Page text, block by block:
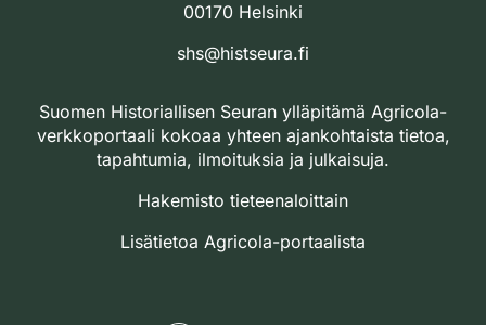
00170 Helsinki
shs@histseura.fi
Suomen Historiallisen Seuran ylläpitämä Agricola-
verkkoportaali kokoaa yhteen ajankohtaista tietoa,
tapahtumia, ilmoituksia ja julkaisuja.
Hakemisto tieteenaloittain
Lisätietoa Agricola-portaalista